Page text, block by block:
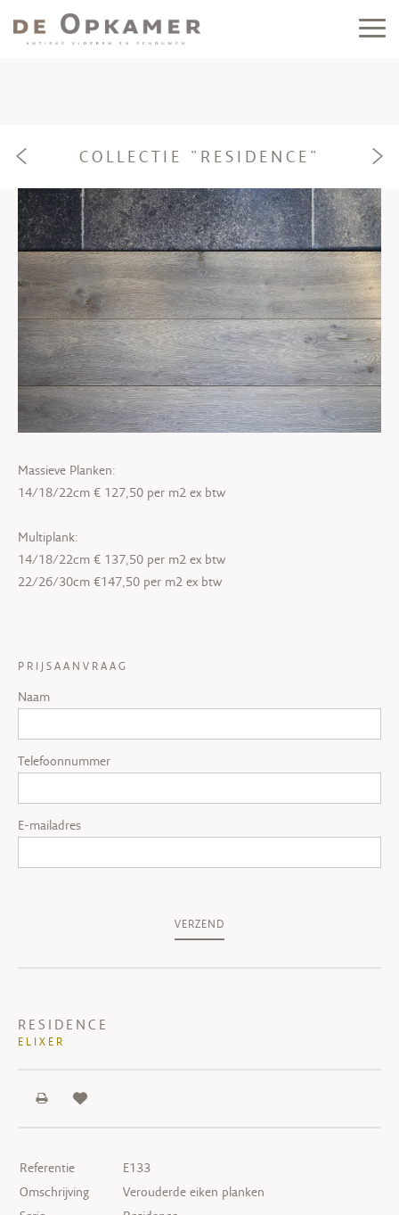
e f
COLLECTIE "RESIDENCE"
Massieve Planken:
14/18/22cm € 127,50 per m2 ex btw
Multiplank:
14/18/22cm € 137,50 per m2 ex btw
22/26/30cm €147,50 per m2 ex btw
PRIJSAANVRAAG
Naam
Telefoonnummer
E-mailadres
VERZEND
RESIDENCE
ELIXER
Referentie
E133
Omschrijving
Verouderde eiken planken